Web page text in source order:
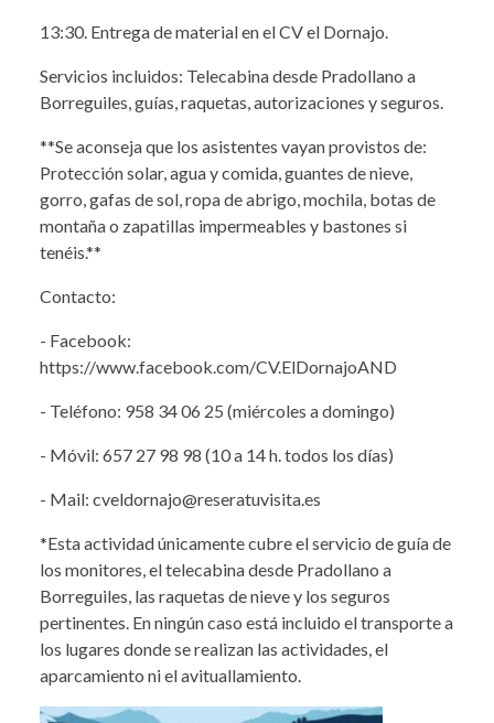
13:30. Entrega de material en el CV el Dornajo.
Servicios incluidos: Telecabina desde Pradollano a
Borreguiles, guías, raquetas, autorizaciones y seguros.
**Se aconseja que los asistentes vayan provistos de:
Protección solar, agua y comida, guantes de nieve,
gorro, gafas de sol, ropa de abrigo, mochila, botas de
montaña o zapatillas impermeables y bastones si
tenéis.**
Contacto:
- Facebook:
https://www.facebook.com/CV.ElDornajoAND
- Teléfono: 958 34 06 25 (miércoles a domingo)
- Móvil: 657 27 98 98 (10 a 14 h. todos los días)
- Mail: cveldornajo@reseratuvisita.es
*Esta actividad únicamente cubre el servicio de guía de
los monitores, el telecabina desde Pradollano a
Borreguiles, las raquetas de nieve y los seguros
pertinentes. En ningún caso está incluido el transporte a
los lugares donde se realizan las actividades, el
aparcamiento ni el avituallamiento.